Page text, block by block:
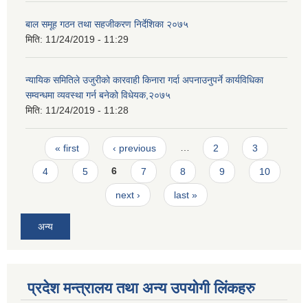
बाल समूह गठन तथा सहजीकरण निर्देशिका २०७५
मिति: 11/24/2019 - 11:29
न्यायिक समितिले उजुरीको कारवाही किनारा गर्दा अपनाउनुपर्ने कार्यविधिका
सम्वन्धमा व्यवस्था गर्न बनेको विधेयक,२०७५
मिति: 11/24/2019 - 11:28
Pages
« first ‹ previous … 2 3
4 5 6 7 8 9 10
next › last »
अन्य
प्रदेश मन्त्रालय तथा अन्य उपयोगी लिंकहरु